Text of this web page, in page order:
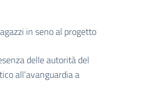
in seno al progetto
delle autorità del
all’avanguardia a